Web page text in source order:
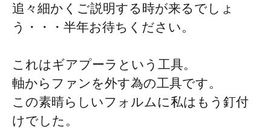
追々細かくご説明する時が来るでしょ
う・・・半年お待ちください。
これはギアプーラという工具。
軸からファンを外す為の工具です。
この素晴らしいフォルムに私はもう釘付
けでした。